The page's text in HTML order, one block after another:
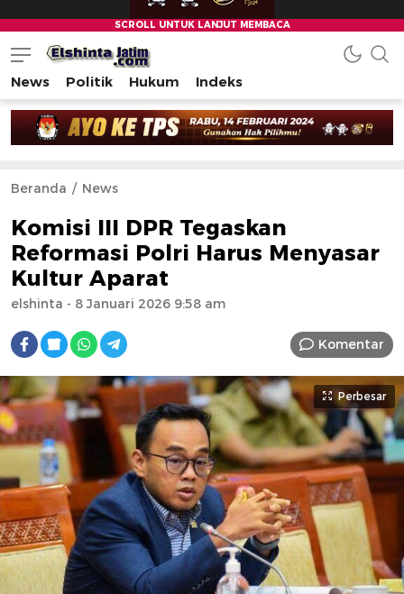
News Politik Hukum Indeks
Beranda News
Komisi III DPR Tegaskan
Reformasi Polri Harus Menyasar
Kultur Aparat
elshinta - 8 Januari 2026 9:58 am
Komentar
Perbesar